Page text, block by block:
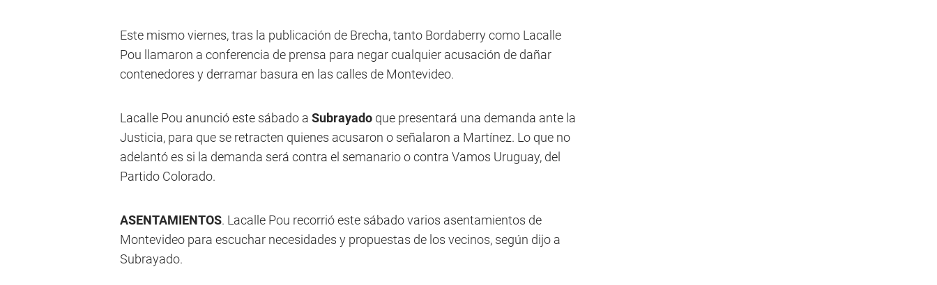
Este mismo viernes, tras la publicación de Brecha, tanto Bordaberry como Lacalle
Pou llamaron a conferencia de prensa para negar cualquier acusación de dañar
contenedores y derramar basura en las calles de Montevideo.
Lacalle Pou anunció este sábado a Subrayado que presentará una demanda ante la
Justicia, para que se retracten quienes acusaron o señalaron a Martínez. Lo que no
adelantó es si la demanda será contra el semanario o contra Vamos Uruguay, del
Partido Colorado.
ASENTAMIENTOS. Lacalle Pou recorrió este sábado varios asentamientos de
Montevideo para escuchar necesidades y propuestas de los vecinos, según dijo a
Subrayado.